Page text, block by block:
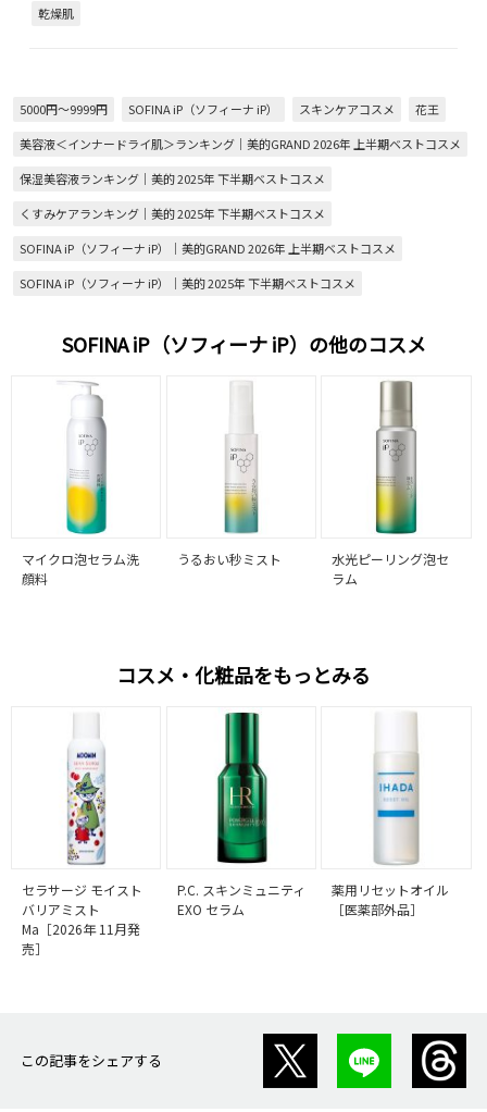
乾燥肌
5000円～9999円 SOFINA iP（ソフィーナ iP） スキンケアコスメ
花王
美容液＜インナードライ肌＞ランキング｜美的GRAND 2026年 上半期ベストコスメ
保湿美容液ランキング｜美的 2025年 下半期ベストコスメ
くすみケアランキング｜美的 2025年 下半期ベストコスメ
SOFINA iP（ソフィーナ iP）｜美的GRAND 2026年 上半期ベストコスメ
SOFINA iP（ソフィーナ iP）｜美的 2025年 下半期ベストコスメ
SOFINA iP（ソフィーナ iP）の他のコスメ
マイクロ泡セラム洗
顔料
うるおい秒ミスト
水光ピーリング泡セ
ラム
コスメ・化粧品をもっとみる
セラサージ モイスト
バリアミスト
Ma［2026年 11月発
売］
P.C. スキンミュニティ
EXO セラム
薬用リセットオイル
［医薬部外品］
この記事をシェアする